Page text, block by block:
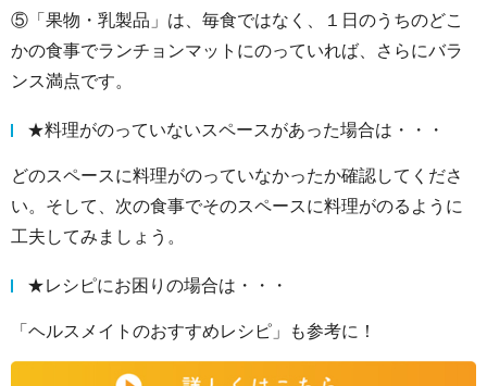
⑤「果物・乳製品」は、毎食ではなく、１日のうちのどこ
かの食事でランチョンマットにのっていれば、さらにバラ
ンス満点です。
★料理がのっていないスペースがあった場合は・・・
どのスペースに料理がのっていなかったか確認してくださ
い。そして、次の食事でそのスペースに料理がのるように
工夫してみましょう。
★レシピにお困りの場合は・・・
「ヘルスメイトのおすすめレシピ」も参考に！